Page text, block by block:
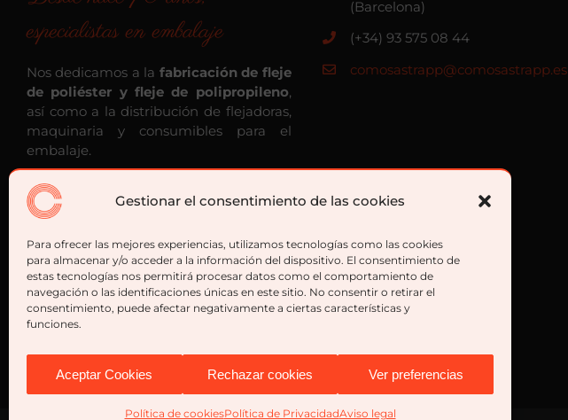
Gestionar el consentimiento de las cookies
Para ofrecer las mejores experiencias, utilizamos tecnologías como las cookies
para almacenar y/o acceder a la información del dispositivo. El consentimiento de
estas tecnologías nos permitirá procesar datos como el comportamiento de
navegación o las identificaciones únicas en este sitio. No consentir o retirar el
consentimiento, puede afectar negativamente a ciertas características y
funciones.
Aceptar Cookies Rechazar cookies Ver preferencias
Política de cookiesPolítica de PrivacidadAviso legal
especialistas en embalaje
Nos dedicamos a la fabricación de fleje
de poliéster y fleje de polipropileno,
así como a la distribución de flejadoras,
maquinaria y consumibles para el
embalaje.
(Barcelona)
(+34) 93 575 08 44
comosastrapp@comosastrapp.es